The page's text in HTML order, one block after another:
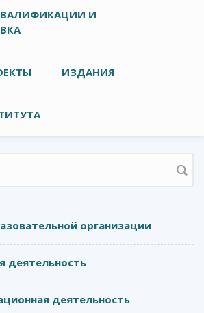
И
ИЗДАНИЯ
организации
деятельность
деятельность